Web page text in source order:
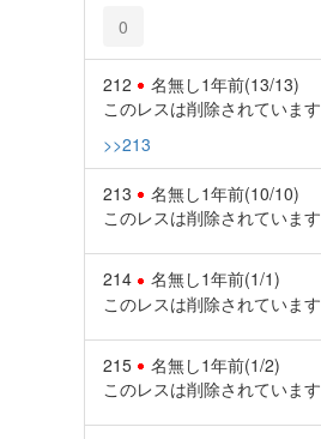
0
212 名無し1年前(13/13)
このレスは削除されています
>>213
213 名無し1年前(10/10)
このレスは削除されています
214 名無し1年前(1/1)
このレスは削除されています
215 名無し1年前(1/2)
このレスは削除されています